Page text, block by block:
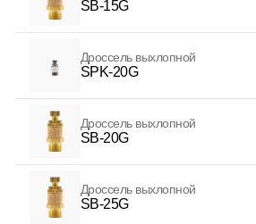
SB-15G
Дроссель выхлопной
SPK-20G
Дроссель выхлопной
SB-20G
Дроссель выхлопной
SB-25G